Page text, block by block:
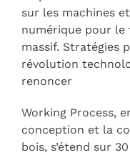
sur les machines
numérique pour le
massif. Stratégies
révolution
renoncer
Working Process,
conception et la
bois, s’étend sur